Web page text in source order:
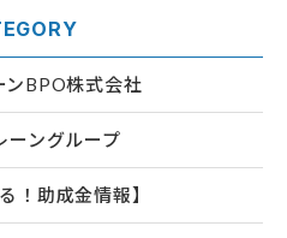
ンBPO株式会社
ーングループ
！助成金情報】